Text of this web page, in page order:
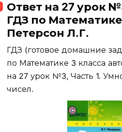
Ответ на 27 урок
ГДЗ по Математике
Петерсон Л.Г.
ГДЗ (готовое домашние
по Математике 3 класса
на 27 урок №3, Часть 1.
чисел.